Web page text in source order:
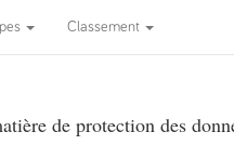
Classement
de protection des